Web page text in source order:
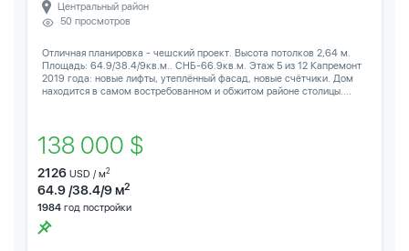
Центральный район
50 просмотров
Отличная планировка - чешский проект. Высота потолков 2,64 м.
Площадь: 64.9/38.4/9кв.м.. СНБ-66.9кв.м. Этаж 5 из 12 Капремонт
2019 года: новые лифты, утеплённый фасад, новые счётчики. Дом
находится в самом востребованном и обжитом районе столицы....
138 000 $
2126 USD / м2
64.9 /38.4/9 м2
1984 год постройки